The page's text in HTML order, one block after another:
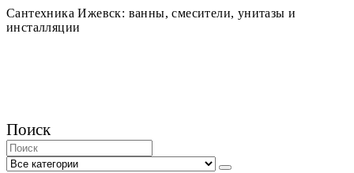
Сантехника Ижевск: ванны, смесители, унитазы и
инсталляции
Поиск